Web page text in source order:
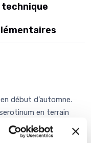
technique
début d’automne.
en terrain
30 x30 cm sans
Défaire le pourtour de